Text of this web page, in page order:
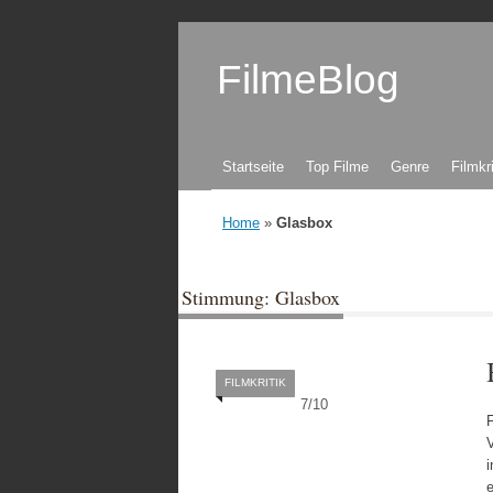
FilmeBlog
Zum Inhalt springen
Startseite Top Filme Genre
Home » Glasbox
Stimmung: Glasbox
7/10
FILMKRITIK